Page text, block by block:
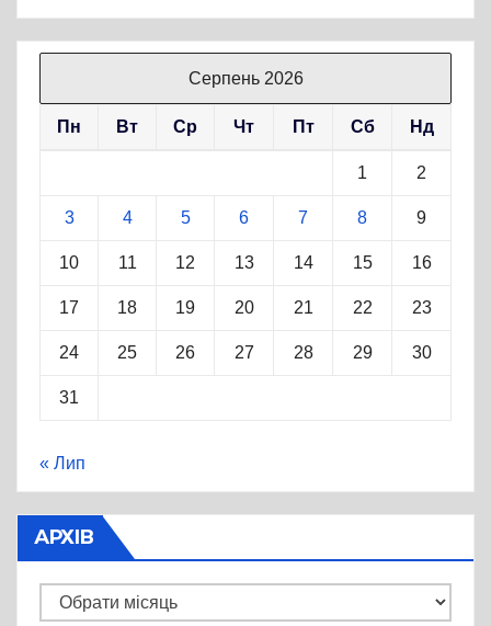
Серпень 2026
Пн Вт Ср Чт Пт Сб Нд
1 2
3 4 5 6 7 8 9
10 11 12 13 14 15 16
17 18 19 20 21 22 23
24 25 26 27 28 29 30
31
« Лип
АРХІВ
Архів